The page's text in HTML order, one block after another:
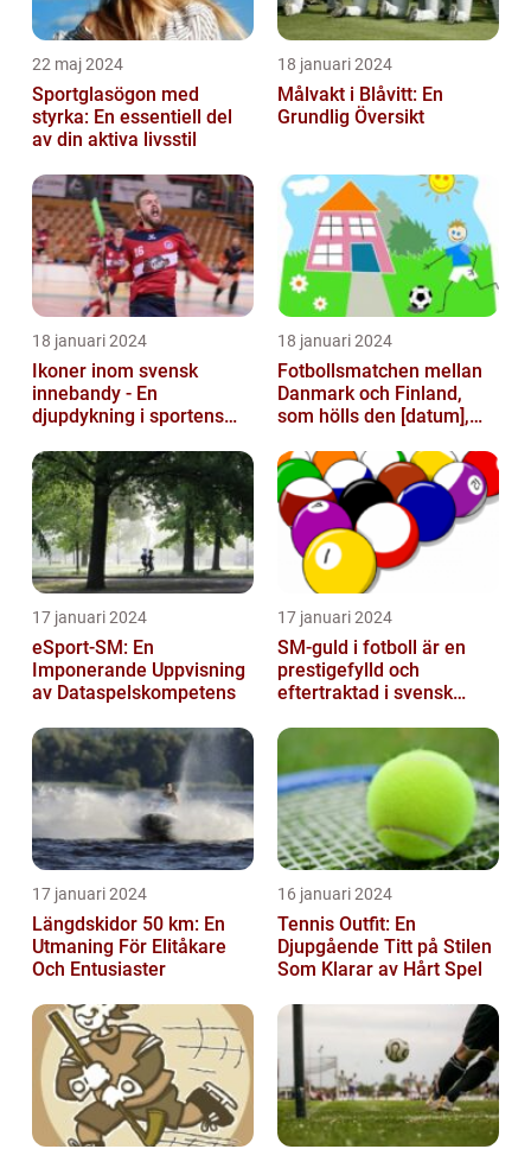
22 maj 2024
Sportglasögon med
styrka: En essentiell del
av din aktiva livsstil
18 januari 2024
Målvakt i Blåvitt: En
Grundlig Översikt
18 januari 2024
Ikoner inom svensk
innebandy - En
djupdykning i sportens
profiler
18 januari 2024
Fotbollsmatchen mellan
Danmark och Finland,
som hölls den [datum],
allvarl...
17 januari 2024
eSport-SM: En
Imponerande Uppvisning
av Dataspelskompetens
17 januari 2024
SM-guld i fotboll är en
prestigefylld och
eftertraktad i svensk
17 januari 2024
Längdskidor 50 km: En
Utmaning För Elitåkare
Och Entusiaster
16 januari 2024
Tennis Outfit: En
Djupgående Titt på Stilen
Som Klarar av Hårt Spel